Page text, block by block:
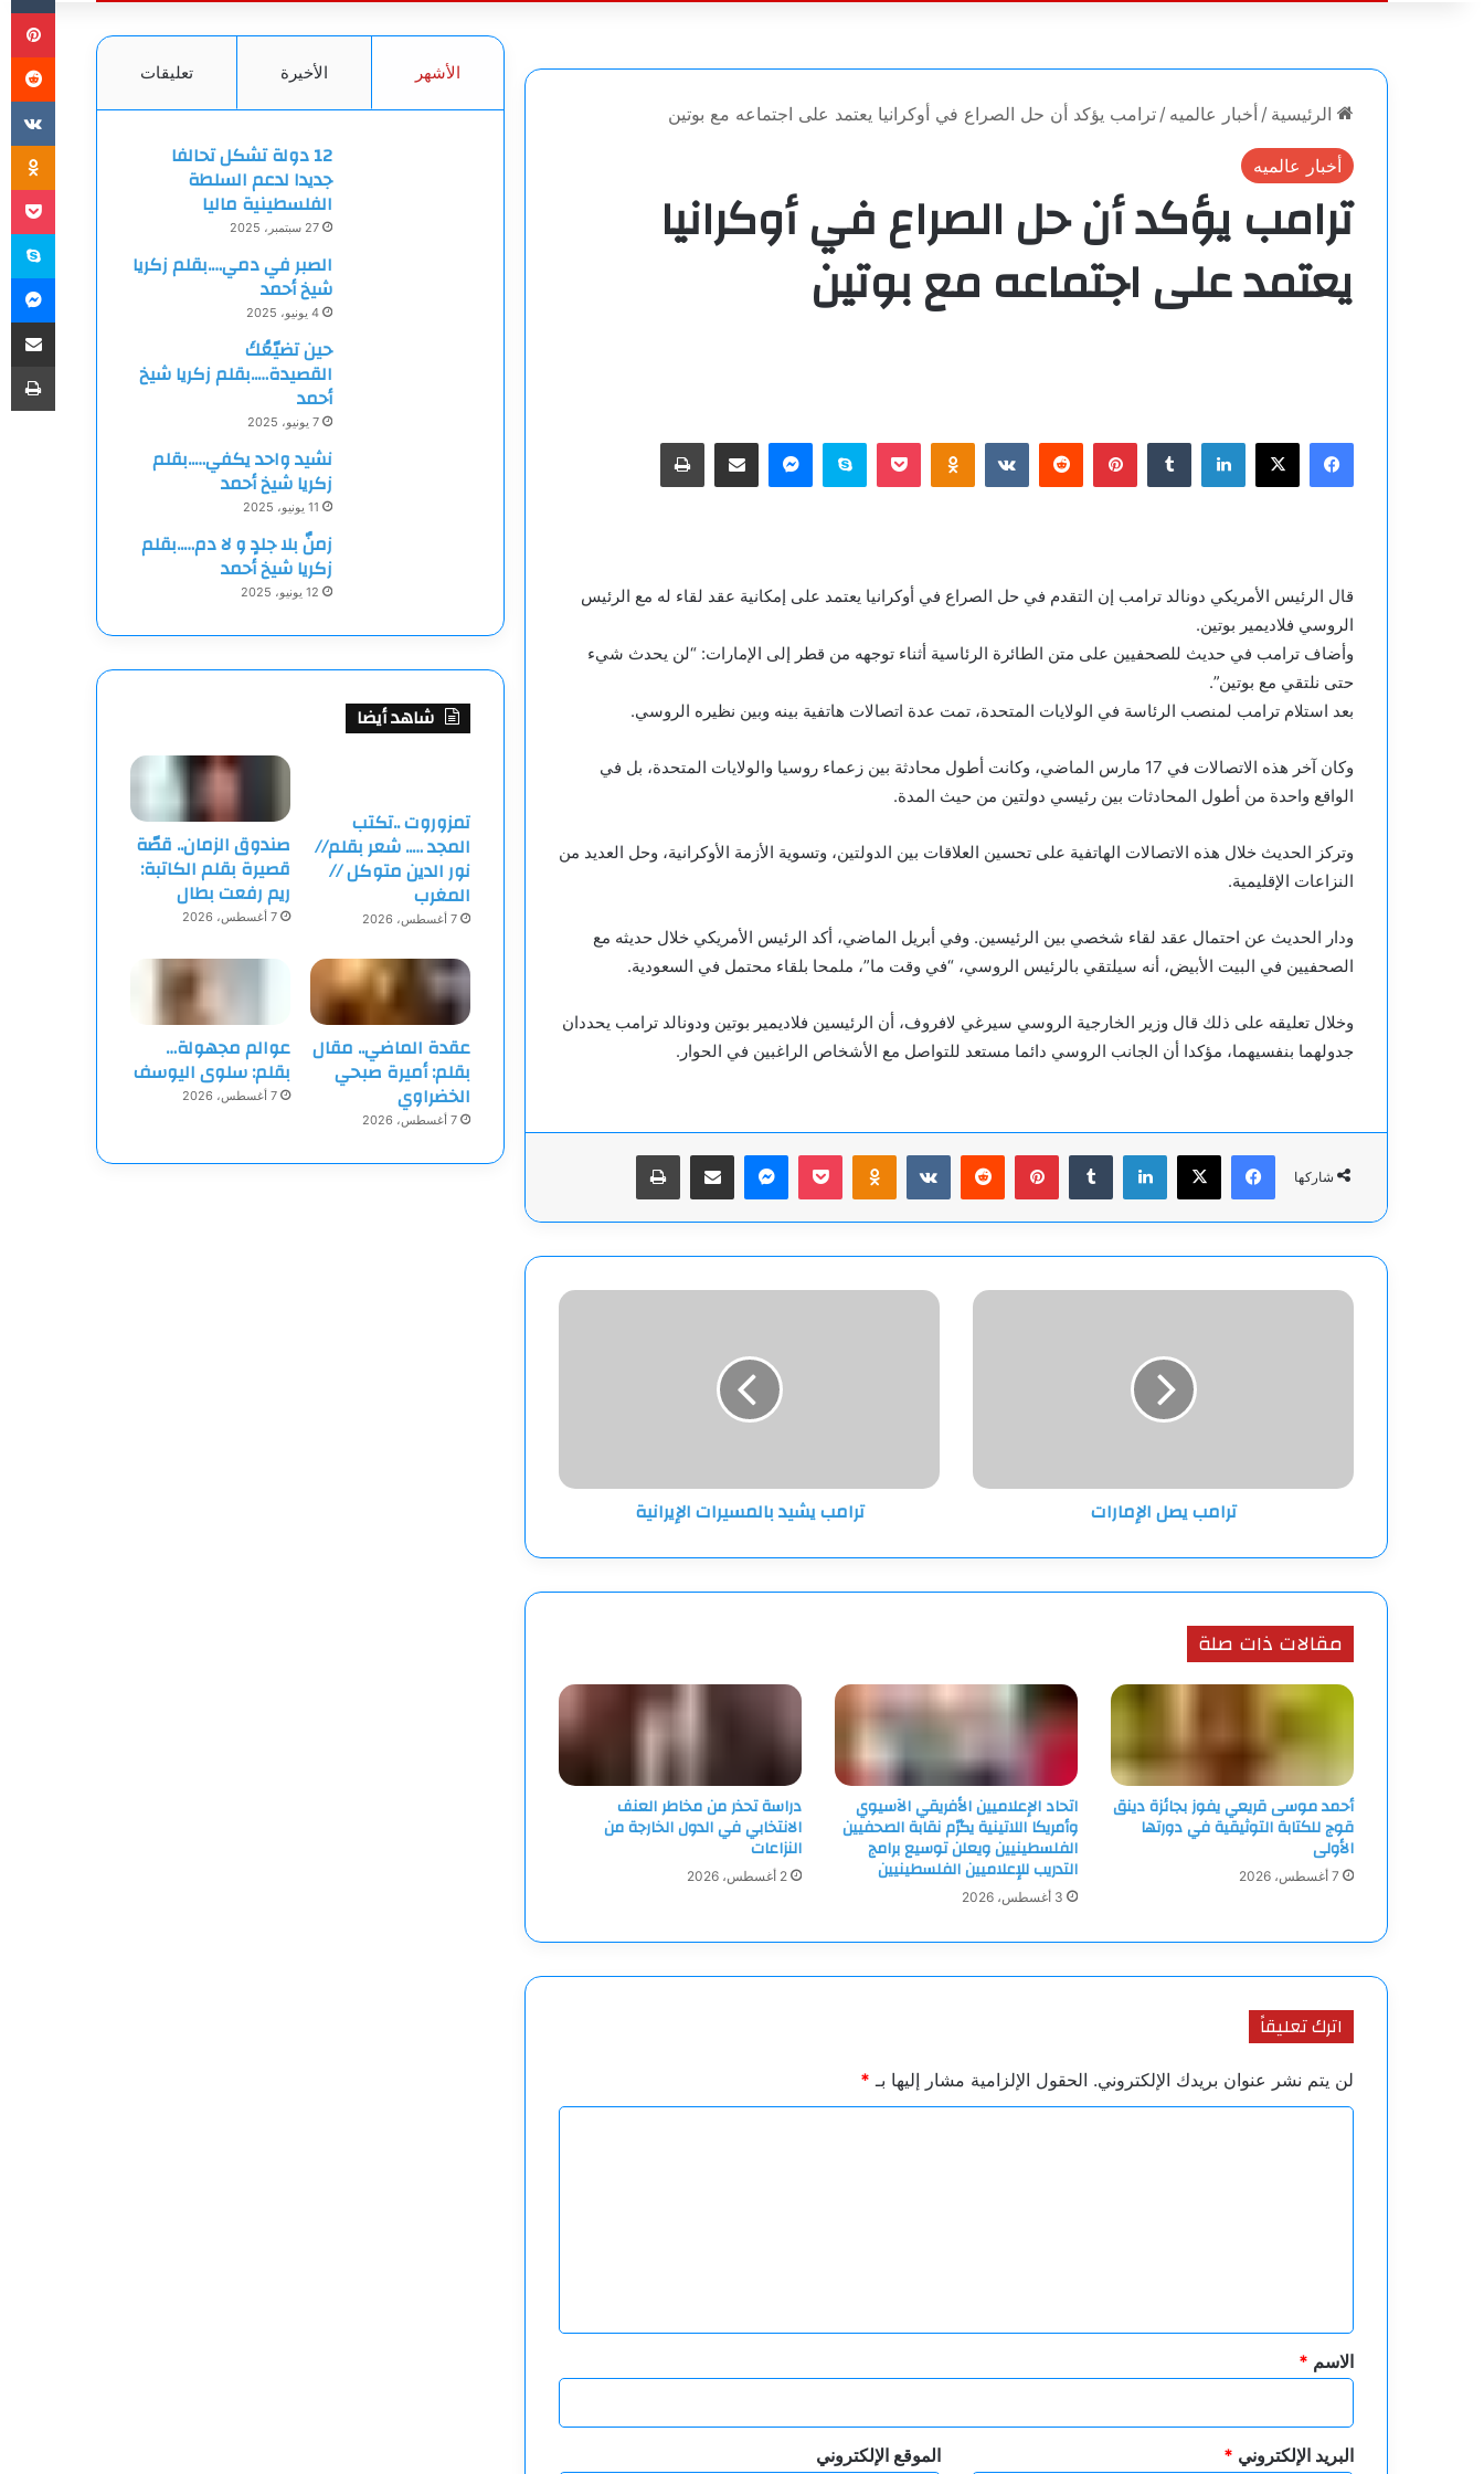
عن
الرئيسية / أخبار عالميه / ترامب يؤكد أن حل الصراع في أوكرانيا يعتمد على اجتماعه مع بوتين
أخبار عالميه
ترامب يؤكد أن حل الصراع في أوكرانيا
يعتمد على اجتماعه مع بوتين
فيسبوك
‫X لينكدإن بينتيريست Odnoklassniki
‫Pocketسكايبماسنجرمشاركة عبر البريد طباعة
قال الرئيس الأمريكي دونالد ترامب إن التقدم في حل الصراع في أوكرانيا يعتمد على إمكانية عقد لقاء له مع الرئيس
الروسي فلاديمير بوتين.
وأضاف ترامب في حديث للصحفيين على متن الطائرة الرئاسية أثناء توجهه من قطر إلى الإمارات: “لن يحدث شيء
حتى نلتقي مع بوتين”.
بعد استلام ترامب لمنصب الرئاسة في الولايات المتحدة، تمت عدة اتصالات هاتفية بينه وبين نظيره الروسي.
وكان آخر هذه الاتصالات في 17 مارس الماضي، وكانت أطول محادثة بين زعماء روسيا والولايات المتحدة، بل في
الواقع واحدة من أطول المحادثات بين رئيسي دولتين من حيث المدة.
وتركز الحديث خلال هذه الاتصالات الهاتفية على تحسين العلاقات بين الدولتين، وتسوية الأزمة الأوكرانية، وحل العديد من
النزاعات الإقليمية.
ودار الحديث عن احتمال عقد لقاء شخصي بين الرئيسين. وفي أبريل الماضي، أكد الرئيس الأمريكي خلال حديثه مع
الصحفيين في البيت الأبيض، أنه سيلتقي بالرئيس الروسي، “في وقت ما”، ملمحا بلقاء محتمل في السعودية.
وخلال تعليقه على ذلك قال وزير الخارجية الروسي سيرغي لافروف، أن الرئيسين فلاديمير بوتين ودونالد ترامب يحددان
جدولهما بنفسيهما، مؤكدا أن الجانب الروسي دائما مستعد للتواصل مع الأشخاص الراغبين في الحوار.
شاركها
فيسبوك
‫X لينكدإن بينتيريست Odnoklassniki
‫Pocketماسنجرمشاركة عبر البريد طباعة
ترامب
ترامب يصل الإمارات
ترامب
ترامب يشيد بالمسيرات الإيرانية
مقالات ذات صلة
أحمد موسى قريعي يفوز بجائزة دينق
قوج للكتابة التوثيقية في دورتها
الأولى
7 أغسطس، 2026
اتحاد الإعلاميين الأفريقي الآسيوي
وأمريكا اللاتينية يكرّم نقابة الصحفيين
الفلسطينيين ويعلن توسيع برامج
التدريب للإعلاميين الفلسطينيين
3 أغسطس، 2026
دراسة تحذر من مخاطر العنف
الانتخابي في الدول الخارجة من
النزاعات
2 أغسطس، 2026
اترك تعليقاً
لن يتم نشر عنوان بريدك الإلكتروني. الحقول الإلزامية مشار إليها بـ *
*
الاسم *
البريد الإلكتروني * الموقع الإلكتروني
الأشهر الأخيرة تعليقات
12 دولة تشكل تحالفا
جديدا لدعم السلطة
الفلسطينية ماليا
27 سبتمبر، 2025
الصبر في دمي….بقلم زكريا
شيخ أحمد
4 يونيو، 2025
حين تضيّعُكَ
القصيدة…..بقلم زكريا شيخ
أحمد
7 يونيو، 2025
نشيد واحد يكفي…..بقلم
زكريا شيخ أحمد
11 يونيو، 2025
زمنٌ بلا جلدٍ و لا دم…..بقلم
زكريا شيخ أحمد
12 يونيو، 2025
شاهد أيضا
تمزوروت ..تكتب
المجد ….. شعر بقلم//
نور الدين متوكل //
المغرب
7 أغسطس، 2026
صندوق الزمان.. قصّة
قصيرة بقلم الكاتبة:
ريم رفعت بطال
7 أغسطس، 2026
عقدة الماضي.. مقال
بقلم: أميرة صبحي
الخضراوي
7 أغسطس، 2026
عوالم مجهولة…
بقلم: سلوى اليوسف
7 أغسطس، 2026